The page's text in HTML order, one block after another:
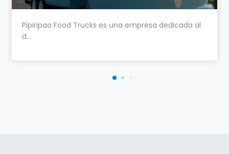
Pipiripao Food Trucks es una empresa dedicada al
d...